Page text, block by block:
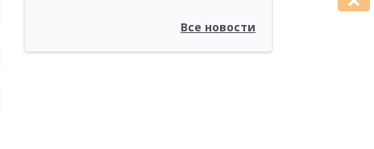
Все новости